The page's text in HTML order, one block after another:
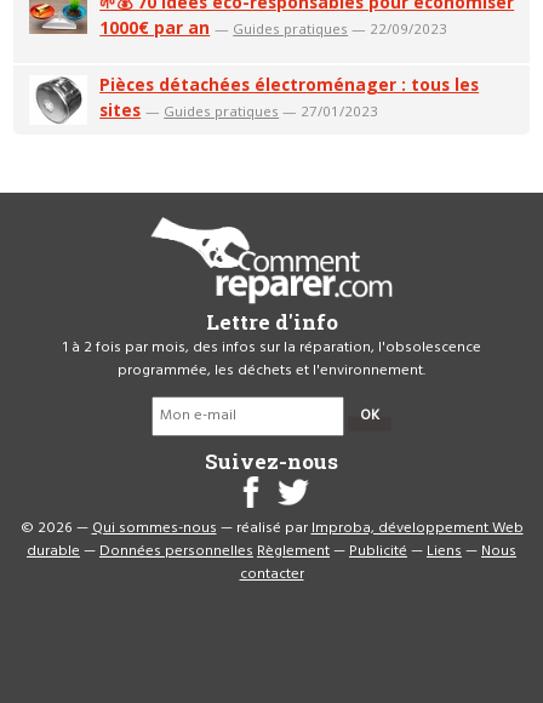
1000€ par an — Guides pratiques — 22/09/2023
Pièces détachées électroménager : tous les
sites — Guides pratiques — 27/01/2023
Lettre d'info
1 à 2 fois par mois, des infos sur la réparation, l'obsolescence
programmée, les déchets et l'environnement.
OK
Suivez-nous
© 2026 —Qui sommes-nous— réalisé parImproba, développement Web
durable—Données personnellesRèglement—Publicité—Liens—Nous
contacter